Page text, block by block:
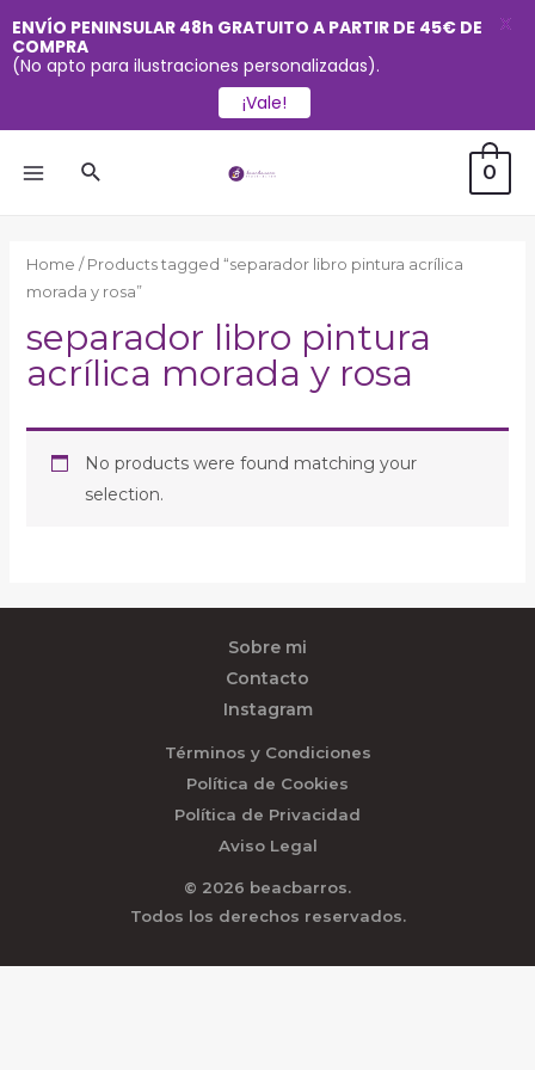
Buscar 0
Home / Products tagged “separador libro pintura acrílica
morada y rosa”
separador libro pintura
acrílica morada y rosa
No products were found matching your
selection.
Sobre mi
Contacto
Instagram
Términos y Condiciones
Política de Cookies
Política de Privacidad
Aviso Legal
© 2026 beacbarros.
Todos los derechos reservados.
ENVÍO PENINSULAR 48h GRATUITO A PARTIR DE 45€ DE
COMPRA
(No apto para ilustraciones personalizadas).
¡Vale!
X